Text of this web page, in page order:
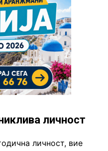
личност
личност, вие